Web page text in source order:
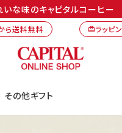
いな味のキャピタルコーヒー
ら送料無料 card_giftcardラッピ
その他ギフト